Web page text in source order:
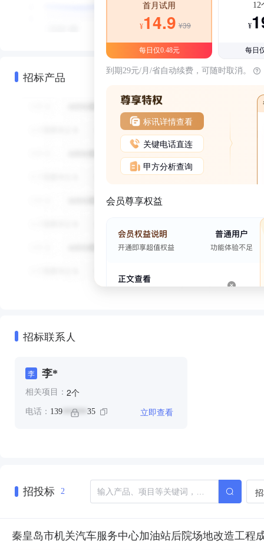
招标产品
首月试用
¥14.9 ¥39
每日仅0.48元
12
¥
每日
到期29元/月/省自动续费，可随时取消。
标讯详情查看
关键电话直连
甲方分析查询
会员尊享权益
招标联系人
李 李*
相关项目： 2个
电话： 139 ****** 35 立即查看
招投标 2
秦皇岛市机关汽车服务中心加油站后院场地改造工程